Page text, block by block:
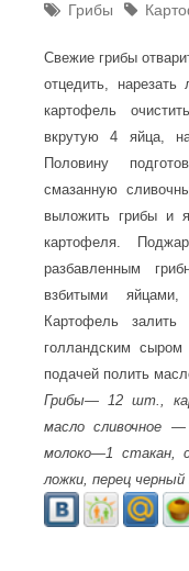
Грибы
Свежие грибы
отцедить,
картофель
вкрутую 4 яйца,
Половину
смазанную
выложить грибы и
картофеля.
разбавленным
взбитыми
Картофель
голландским
подачей полить
Грибы— 12 шт.,
масло сливочное
молоко—1 стакан,
ложки, перец